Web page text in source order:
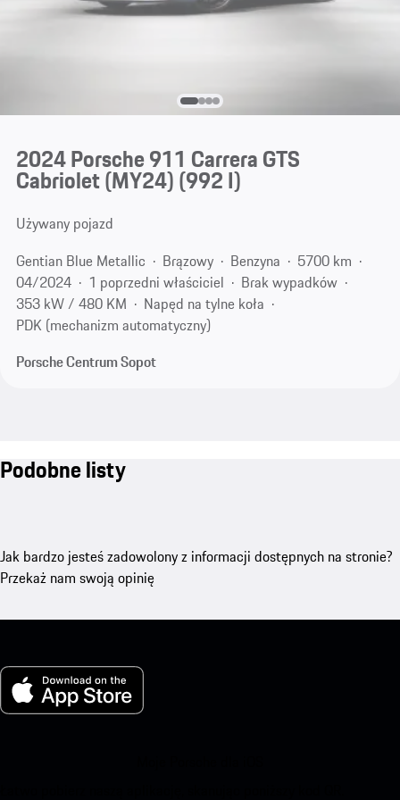
2024 Porsche 911 Carrera GTS
Cabriolet (MY24)(992 I)
Używany pojazd
Gentian Blue Metallic
Brązowy Benzyna
5700 km
04/2024
1 poprzedni właściciel
Brak wypadków
353 kW / 480 KM
Napęd na tylne koła
PDK (mechanizm automatyczny)
Porsche Centrum Sopot
Podobne listy
Jak bardzo jesteś zadowolony z informacji dostępnych na stronie?
Przekaż nam swoją opinię